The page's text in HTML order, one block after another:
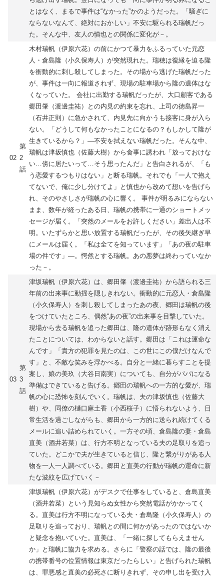
とはなく、まるで事件は“なかった”かのようだった。「騒ぎに
ならないなんて、絶対におかしい」不安に駆られる瑞帆だっ
た。そんな中、友人の慎也との関係に変化が－。
02
第
2
話
木村瑞帆（伊原六花）の前にかつて暴力をふるっていた元恋
人・倉島隆（小久保寿人）が突然現れた。瑞穂は復縁を迫る隆
を衝動的に刺し殺してしまった。その場から逃げた瑞帆だった
が、事件は一向に報道されず、現場の駐車場から隆の遺体はな
くなっていた。 会社に出勤する瑞帆だったが、大口顧客である
郷田肇（渡邊圭祐）との内見の約束を忘れ、上司の徳島昇一
（石井正則）に急かされて、内見先に向かうも接客に身が入ら
ない。「どうして何もなかったことになるの？もしかして隆が
生きているから？」―不安を拭えない瑞帆だった。そんな中、
瑞帆は津坂慎也（佐藤大樹）から食事に誘われ「放っておけな
い…傍に居たいって…そう思ったんだ」と告白されるが、「も
う恋愛するつもりはない」と断る瑞帆。それでも「一人で抱え
てないで、俺に少し分けてよ」と慎也から改めて想いを告げら
れ、そのやさしさが瑞帆の心に響く。 事件が明るみにならない
まま、数年が経ったある日、瑞帆の携帯に一通のショートメッ
セージが届く。「突然のメールをお許しください」差出人は不
明。いたずらかと思い放置する瑞帆だったが、その後矢継ぎ早
にメールは届く。「私は全てを知っています」「あの夜の駐車
場の件です」―。愕然とする瑞帆。あの悪夢は終わっていなか
った－。
03
第
3
話
津坂瑞帆（伊原六花）は、郷田肇（渡邊圭祐）から語られる三
年前の出来事に動揺を隠しきれない。衝動的に元恋人・倉島隆
（小久保寿人）を刺し殺してしまったあの夜、郷田は瑞帆の後
をつけていたところ、偶然“あの夜”の出来事を目撃していた。
現場から去る瑞帆を追った郷田は、隆の遺体が跡形もなく消え
たことについては、わからないと話す。郷田は「これは運命な
んです」「貴方の犯罪を見たのは、この世にこの僕だけなんで
す」と、不敵な笑みを浮かべる。自分と一緒に暮らすことを提
案し、娘の美玖（大谷日南実）についても、自分がパパになる
準備はできていると告げる。郷田の瑞帆への一方的な愛が、瑞
帆の心に恐怖を刻んでいく。瑞帆は、夫の津坂慎也（佐藤大
樹）や、同僚の樋口麻土香（小西桜子）に悟られないよう、日
常生活を過ごしながらも、郷田から一方的に送られ続けてくる
メールに追い詰められていく。一方その頃、倉島隆の妻・倉島
直美（酒井若菜）は、行方不明となっている夫の足取りを追っ
ていた。どこかで夫が生きていると信じ、隆と繋がりがある人
物を一人一人調べている。郷田と直美の行動が瑞帆の運命に新
たな波紋を広げていく－
津坂瑞帆（伊原六花）がデスクで仕事をしていると、倉島直美
（酒井若菜）という見知らぬ女性から突然電話がかかってく
る。直美は行方不明になっている夫・倉島隆（小久保寿人）の
足取りを追っており、瑞帆との間に何かがあったのではないか
と疑念を抱いていた。直美は、「一緒に探してもらえません
か」と瑞帆に協力を求める。さらに「警察の話では、隆の最後
の携帯番号の位置情報は東京だったらしい」と告げられた瑞帆
は、罪悪感と直美の必死さに断りきれず、その申し出を受け入